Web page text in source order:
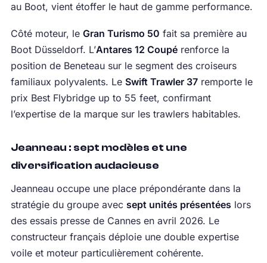
au Boot, vient étoffer le haut de gamme performance.
Côté moteur, le Gran Turismo 50 fait sa première au
Boot Düsseldorf. L’Antares 12 Coupérenforce la
position de Beneteau sur le segment des croiseurs
familiaux polyvalents. Le Swift Trawler 37remporte le
prix Best Flybridge up to 55 feet, confirmant
l’expertise de la marque sur les trawlers habitables.
Jeanneau : sept modèles et une
diversification audacieuse
Jeanneau occupe une place prépondérante dans la
stratégie du groupe avec sept unités présentées lors
des essais presse de Cannes en avril 2026. Le
constructeur français déploie une double expertise
voile et moteur particulièrement cohérente.